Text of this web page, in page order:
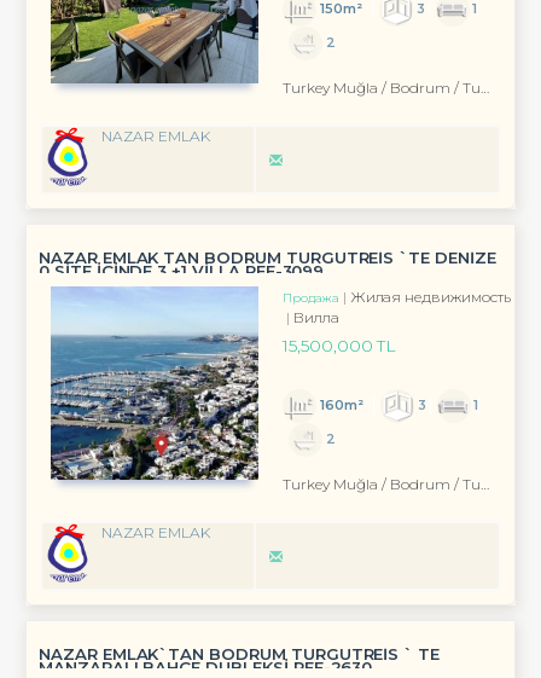
150m² 3
1
2
Turkey Muğla / Bodrum / Turgutreis
NAZAR EMLAK
NAZAR EMLAK TAN BODRUM TURGUTREİS `TE DENİZE
0 SİTE İÇİNDE 3 +1 VİLLA REF-3099
Продажа
Жилая недвижимость
Вилла
15,500,000 TL
160m² 3
1
2
Turkey Muğla / Bodrum / Turgutreis
NAZAR EMLAK
NAZAR EMLAK`TAN BODRUM TURGUTREİS ` TE
MANZARALI BAHÇE DUBLEKSİ REF-2630